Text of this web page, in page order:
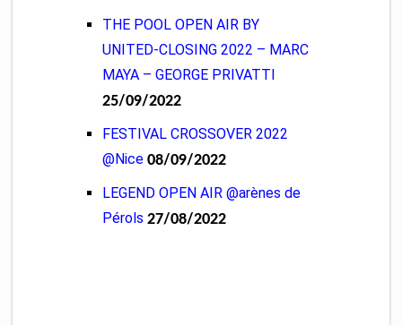
THE POOL OPEN AIR BY
UNITED-CLOSING 2022 – MARC
MAYA – GEORGE PRIVATTI
25/09/2022
FESTIVAL CROSSOVER 2022
@Nice 08/09/2022
LEGEND OPEN AIR @arènes de
Pérols 27/08/2022